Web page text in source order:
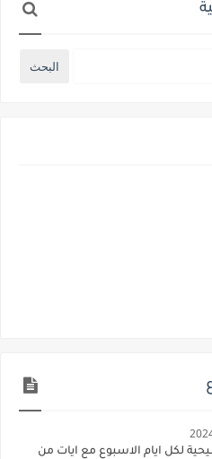
لكل ايام الاسبوع مع ايات من